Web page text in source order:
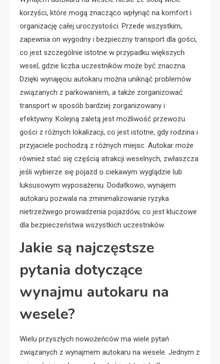
korzyści, które mogą znacząco wpłynąć na komfort i
organizację całej uroczystości. Przede wszystkim,
zapewnia on wygodny i bezpieczny transport dla gości,
co jest szczególnie istotne w przypadku większych
wesel, gdzie liczba uczestników może być znaczna.
Dzięki wynajęciu autokaru można uniknąć problemów
związanych z parkowaniem, a także zorganizować
transport w sposób bardziej zorganizowany i
efektywny. Kolejną zaletą jest możliwość przewozu
gości z różnych lokalizacji, co jest istotne, gdy rodzina i
przyjaciele pochodzą z różnych miejsc. Autokar może
również stać się częścią atrakcji weselnych, zwłaszcza
jeśli wybierze się pojazd o ciekawym wyglądzie lub
luksusowym wyposażeniu. Dodatkowo, wynajem
autokaru pozwala na zminimalizowanie ryzyka
nietrzeźwego prowadzenia pojazdów, co jest kluczowe
dla bezpieczeństwa wszystkich uczestników.
Jakie są najczęstsze
pytania dotyczące
wynajmu autokaru na
wesele?
Wielu przyszłych nowożeńców ma wiele pytań
związanych z wynajmem autokaru na wesele. Jednym z